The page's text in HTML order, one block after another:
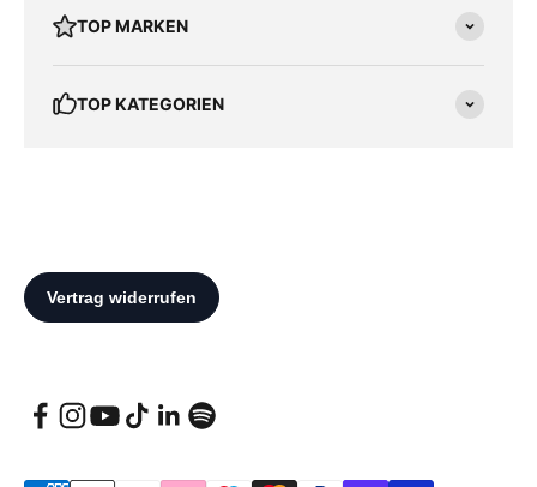
TOP MARKEN
TOP KATEGORIEN